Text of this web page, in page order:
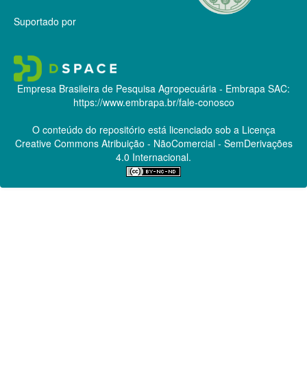
Suportado por
Empresa Brasileira de Pesquisa Agropecuária - Embrapa SAC:
https://www.embrapa.br/fale-conosco
O conteúdo do repositório está licenciado sob a Licença
Creative CommonsAtribuição - NãoComercial - SemDerivações
4.0 Internacional.